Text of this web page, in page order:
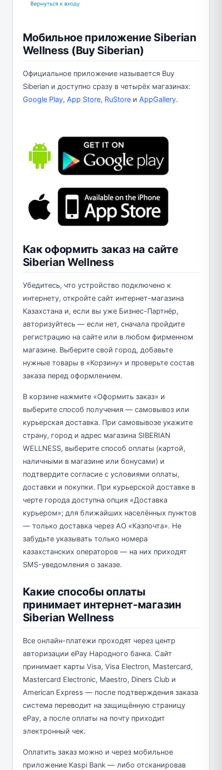
Мобильное приложение Siberian
Wellness (Buy Siberian)
Официальное приложение называется Buy
Siberian и доступно сразу в четырёх магазинах:
Google Play, App Store, RuStoreи AppGallery.
Как оформить заказ на сайте
Siberian Wellness
Убедитесь, что устройство подключено к
интернету, откройте сайт интернет-магазина
Казахстана и, если вы уже Бизнес-Партнёр,
авторизуйтесь — если нет, сначала пройдите
регистрацию на сайте или в любом фирменном
магазине. Выберите свой город, добавьте
нужные товары в «Корзину» и проверьте состав
заказа перед оформлением.
В корзине нажмите «Оформить заказ» и
выберите способ получения — самовывоз или
курьерская доставка. При самовывозе укажите
страну, город и адрес магазина SIBERIAN
WELLNESS, выберите способ оплаты (картой,
наличными в магазине или бонусами) и
подтвердите согласие с условиями оплаты,
доставки и покупки. При курьерской доставке в
черте города доступна опция «Доставка
курьером»; для ближайших населённых пунктов
— только доставка через АО «Казпочта». Не
забудьте указывать только номера
казахстанских операторов — на них приходят
SMS-уведомления о заказе.
Какие способы оплаты
принимает интернет-магазин
Siberian Wellness
Все онлайн-платежи проходят через центр
авторизации ePay Народного банка. Сайт
принимает карты Visa, Visa Electron, Mastercard,
Mastercard Electronic, Maestro, Diners Club и
American Express — после подтверждения заказа
система переводит на защищённую страницу
ePay, а после оплаты на почту приходит
электронный чек.
Оплатить заказ можно и через мобильное
приложение Kaspi Bank — либо отсканировав